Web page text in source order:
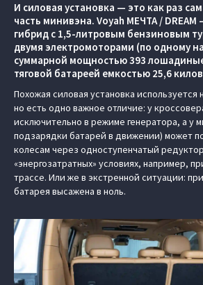
И силовая установка — это как раз
часть минивэна. Voyah МЕЧТА /
гибрид с 1,5-литровым бензиновым
двумя электромоторами (по одному
суммарной мощностью 393
тяговой батареей емкостью 25,6
Похожая силовая установка используется
но есть одно важное отличие: у
исключительно в режиме генератора, а у
подзарядки батарей в движении) может
колесам через одноступенчатый
«энергозатратных» условиях, например,
трассе. Или же в экстренной ситуации:
батарея высажена в ноль.